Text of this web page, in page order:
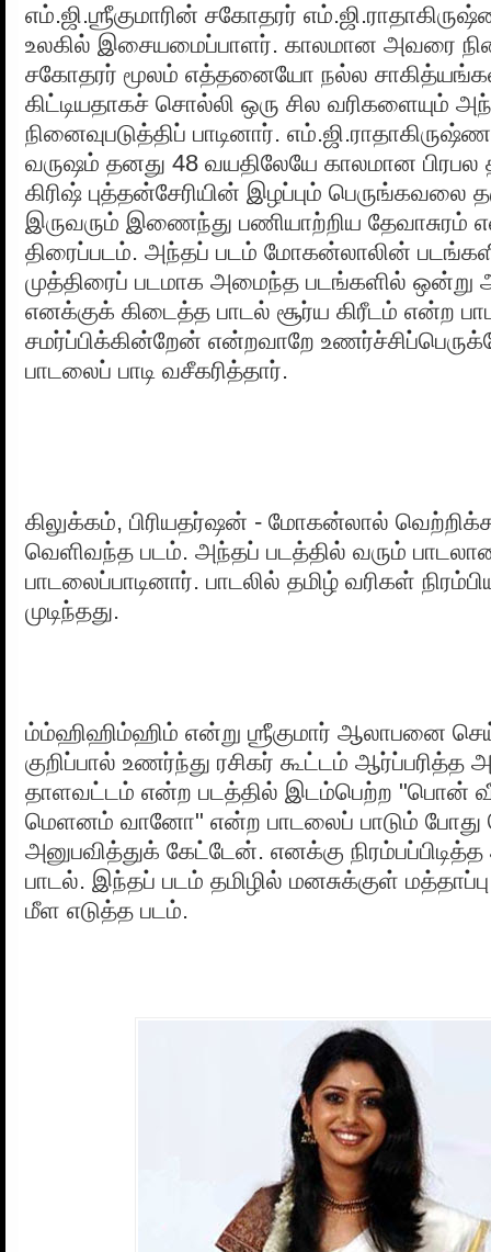
எம்.ஜி.ஶ்ரீகுமாரின் சகோதரர்
உலகில் இசையமைப்பாளர். காலமான அவரை
சகோதரர் மூலம் எத்தனையோ நல்ல
கிட்டியதாகச் சொல்லி ஒரு சில வரிகளையும்
நினைவுபடுத்திப் பாடினார்.
வருஷம் தனது 48 வயதிலேயே காலமான பிரபல
கிரிஷ் புத்தன்சேரியின் இழப்பும் பெருங்கவலை
இருவரும் இணைந்து பணியாற்றிய தேவாசுரம்
திரைப்படம். அந்தப் படம் மோகன்லாலின்
முத்திரைப் படமாக அமைந்த படங்களில் ஒன்று
எனக்குக் கிடைத்த பாடல் சூர்ய கிரீடம் என்ற
சமர்ப்பிக்கின்றேன் என்றவாறே
பாடலைப் பாடி வசீகரித்தார்.
கிலுக்கம், பிரியதர்ஷன் - மோகன்லால்
வெளிவந்த படம். அந்தப் படத்தில் வரும்
பாடலைப்பாடினார். பாடலில் தமிழ் வரிகள்
முடிந்தது.
ம்ம்ஹிஹிம்ஹிம் என்று ஶ்ரீகுமார் ஆலாபனை
குறிப்பால் உணர்ந்து ரசிகர் கூட்டம் ஆர்ப்பரித்த
தாளவட்டம் என்ற படத்தில் இடம்பெற்ற "பொன்
மெளனம் வானோ" என்ற பாடலைப் பாடும் போது
அனுபவித்துக் கேட்டேன். எனக்கு
பாடல். இந்தப் படம் தமிழில் மனசுக்குள் மத்தாப்பு
மீள எடுத்த படம்.